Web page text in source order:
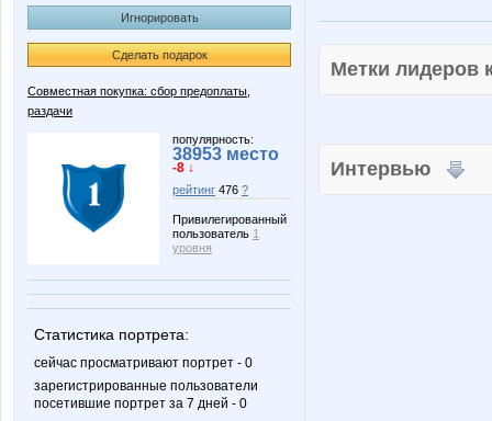
Игнорировать
Сделать подарок
Совместная покупка: сбор предоплаты,
раздачи
популярность:
38953 место
-8 ↓
рейтинг 476 ?
Привилегированный
пользователь 1
уровня
Статистика портрета:
сейчас просматривают портрет - 0
зарегистрированные пользователи
посетившие портрет за 7 дней - 0
Метки
Интервью